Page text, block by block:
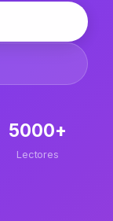
5000+
Lectores